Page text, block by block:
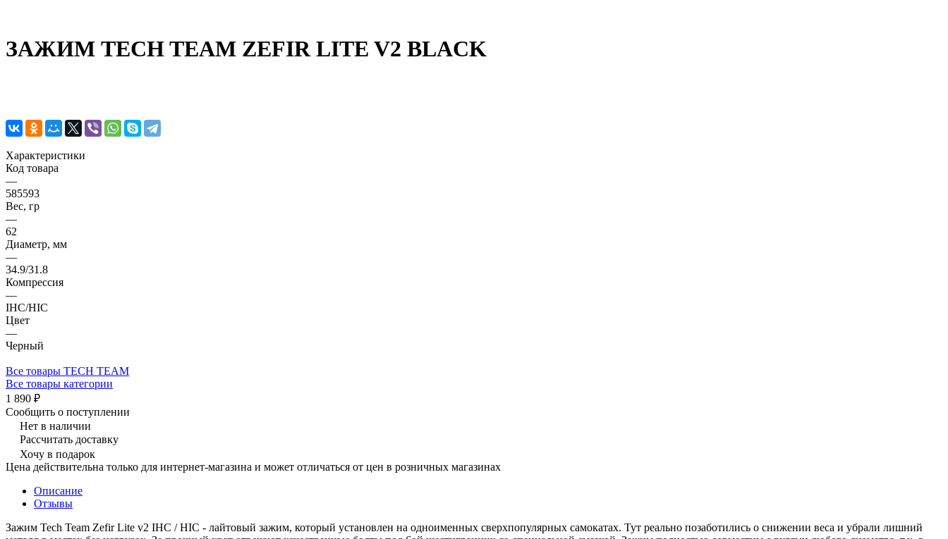
ЗАЖИМ TECH TEAM ZEFIR LITE V2 BLACK
Характеристики
Код товара
—
585593
Вес, гр
—
62
Диаметр, мм
—
34.9/31.8
Компрессия
—
IHC/HIC
Цвет
—
Черный
Все товары TECH TEAM
Все товары категории
1 890 ₽
Сообщить о поступлении
Нет в наличии
Рассчитать доставку
Хочу в подарок
Цена действительна только для интернет-магазина и может отличаться от цен в розничных магазинах
Описание
Отзывы
Зажим Tech Team Zefir Lite v2 IHC / HIC - лайтовый зажим, который установлен на одноименных сверхпопулярных самокатах. Тут реально позаботились о снижении веса и убрали лишний